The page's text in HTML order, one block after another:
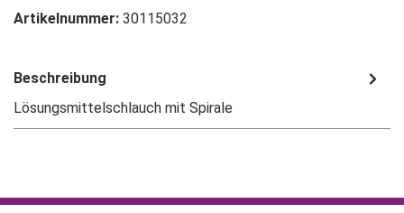
Artikelnummer: 30115032
Beschreibung
Lösungsmittelschlauch mit Spirale